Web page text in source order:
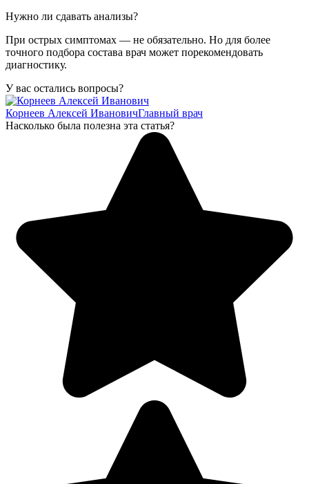
Нужно ли сдавать анализы?
При острых симптомах — не обязательно. Но для более
точного подбора состава врач может порекомендовать
диагностику.
У вас остались вопросы?
Корнеев Алексей ИвановичГлавный врач
Насколько была полезна эта статья?